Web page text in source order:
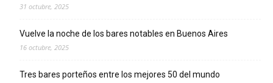
31 octubre, 2025
Vuelve la noche de los bares notables en Buenos Aires
16 octubre, 2025
Tres bares porteños entre los mejores 50 del mundo